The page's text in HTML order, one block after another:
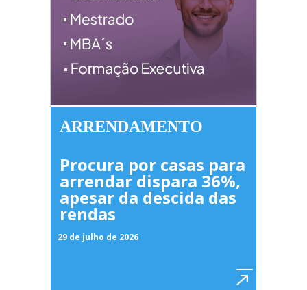
ARRENDAMENTO
Procura por casas para
arrendar dispara 36%,
apesar da descida das
rendas
29 de julho de 2026